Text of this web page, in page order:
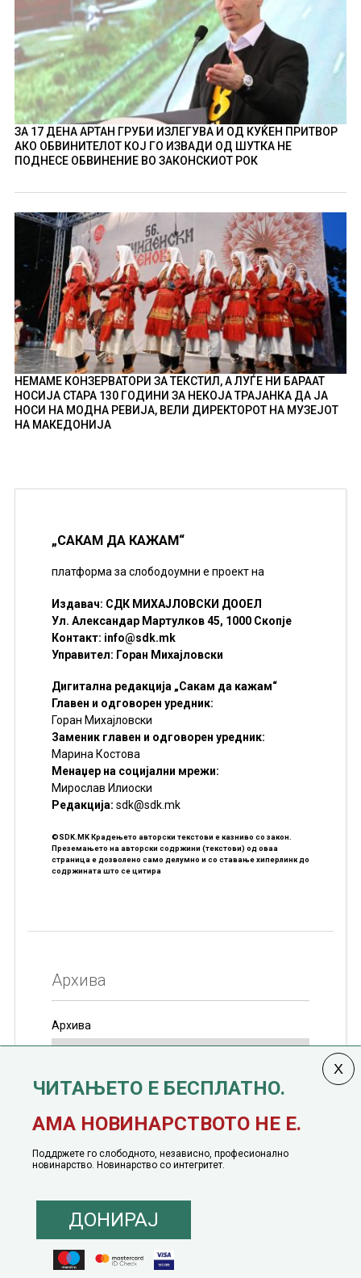
ЗА 17 ДЕНА АРТАН ГРУБИ ИЗЛЕГУВА И ОД КУЌЕН ПРИТВОР
АКО ОБВИНИТЕЛОТ КОЈ ГО ИЗВАДИ ОД ШУТКА НЕ
ПОДНЕСЕ ОБВИНЕНИЕ ВО ЗАКОНСКИОТ РОК
НЕМАМЕ КОНЗЕРВАТОРИ ЗА ТЕКСТИЛ, А ЛУЃЕ НИ БАРААТ
НОСИЈА СТАРА 130 ГОДИНИ ЗА НЕКОЈА ТРАЈАНКА ДА ЈА
НОСИ НА МОДНА РЕВИЈА, ВЕЛИ ДИРЕКТОРОТ НА МУЗЕЈОТ
НА МАКЕДОНИЈА
„САКАМ ДА КАЖАМ“
платформа за слободоумни е проект на
Издавач: СДК МИХАЈЛОВСКИ ДООЕЛ
Ул. Александар Мартулков 45, 1000 Скопје
Контакт: info@sdk.mk
Управител: Горан Михајловски
Дигитална редакција „Сакам да кажам“
Главен и одговорен уредник:
Горан Михајловски
Заменик главен и одговорен уредник:
Марина Костова
Менаџер на социјални мрежи:
Мирослав Илиоски
Редакцијa: sdk@sdk.mk
©SDK.MK Крадењето авторски текстови е казниво со закон.
Преземањето на авторски содржини (текстови) од оваа
страница е дозволено само делумно и со ставање хиперлинк до
содржината што се цитира
Архива
Архива
јануари, 1991 година
© 2016 - 2026 Сакам Да Кажам. Сите права задржани |
Понуда за политичко рекламирање
Политика на инклузија |Кодекс на однесување
ЧИТАЊЕТО Е БЕСПЛАТНО.
АМА НОВИНАРСТВОТО НЕ Е.
Поддржете го слободното, независно, професионално
новинарство. Новинарство со интегритет.
ДОНИРАЈ